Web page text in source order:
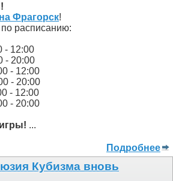
Фрагорск!
расписанию:
- 12:00
- 20:00
- 12:00
- 20:00
- 12:00
- 20:00
...
Подробнее
Кубизма внoвь